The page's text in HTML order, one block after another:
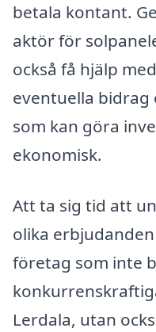
betala kontant.
aktör för
också få hjälp
eventuella
som kan göra
ekonomisk.
Att ta sig tid att
olika
företag som inte
Lerdala, utan